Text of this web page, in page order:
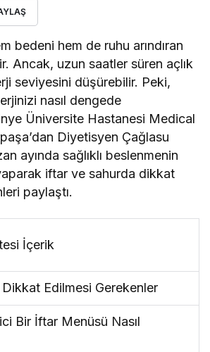
bedeni hem de ruhu arındıran
Ancak, uzun saatler süren açlık
seviyesini düşürebilir. Peki,
nasıl dengede
Üniversite Hastanesi Medical
Diyetisyen Çağlasu
ayında sağlıklı beslenmenin
iftar ve sahurda dikkat
paylaştı.
İçerik
Edilmesi Gerekenler
Bir İftar Menüsü Nasıl